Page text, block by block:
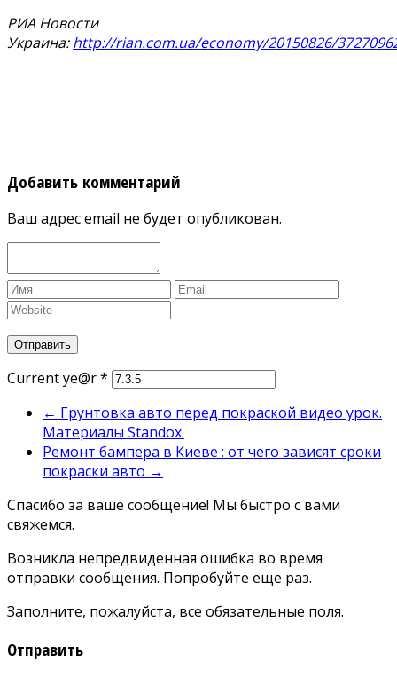
РИА Новости
Украина:http://rian.com.ua/economy/20150826/
Добавить комментарий
Ваш адрес email не будет опубликован.
Current ye@r*
← Грунтовка авто перед покраской видео урок.
Материалы Standox.
Ремонт бампера в Киеве : от чего зависят сроки
покраски авто →
Спасибо за ваше сообщение! Мы быстро с вами
свяжемся.
Возникла непредвиденная ошибка во время
отправки сообщения. Попробуйте еще раз.
Заполните, пожалуйста, все обязательные поля.
Отправить